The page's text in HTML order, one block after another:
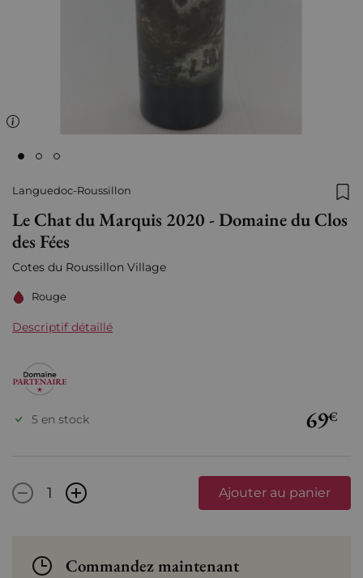
Languedoc-Roussillon
Le Chat du Marquis 2020 - Domaine du Clos
des Fées
Cotes du Roussillon Village
Rouge
Descriptif détaillé
69€
5 en stock
- + Ajouter au panier
Commandez maintenant